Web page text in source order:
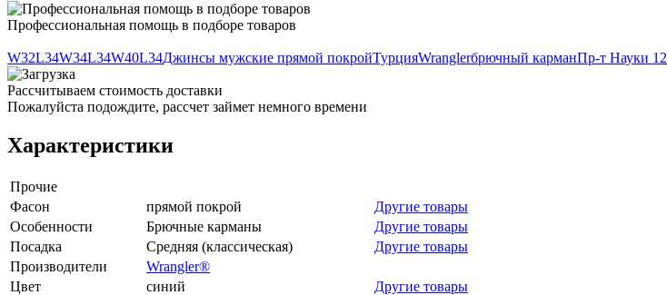
Профессиональная помощь в подборе товаров
W32L34W34L34W40L34Джинсы мужские прямой покройТурцияWranglerбрючный карманПр-т Науки 12
Рассчитываем стоимость доставки
Пожалуйста подождите, рассчет займет немного времени
Характеристики
Прочие
Фасон
прямой покрой
Другие товары
Особенности
Брючные карманы
Другие товары
Посадка
Средняя (классическая)
Другие товары
Производители
Wrangler®
Цвет
синий
Другие товары